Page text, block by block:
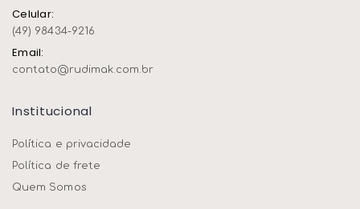
Celular:
(49) 98434-9216
Email:
contato@rudimak.com.br
Institucional
Política e privacidade
Política de frete
Quem Somos